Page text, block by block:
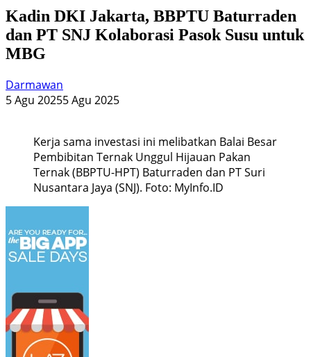
Kadin DKI Jakarta, BBPTU Baturraden
dan PT SNJ Kolaborasi Pasok Susu untuk
MBG
Darmawan
5 Agu 20255 Agu 2025
Kerja sama investasi ini melibatkan Balai Besar
Pembibitan Ternak Unggul Hijauan Pakan
Ternak (BBPTU-HPT) Baturraden dan PT Suri
Nusantara Jaya (SNJ). Foto: MyInfo.ID